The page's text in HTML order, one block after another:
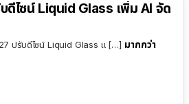
ดีไซน์ Liquid Glass เพิ่ม AI จัด
ปรับดีไซน์ Liquid Glass แ […] มากกว่า